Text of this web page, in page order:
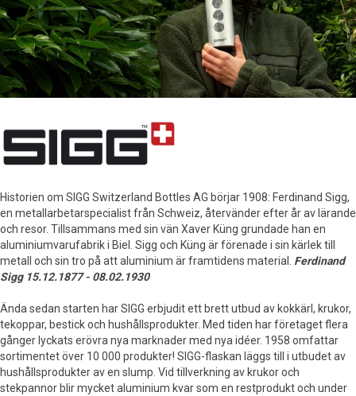
Historien om SIGG Switzerland Bottles AG börjar 1908: Ferdinand Sigg,
en metallarbetarspecialist från Schweiz, återvänder efter år av lärande
och resor. Tillsammans med sin vän Xaver Küng grundade han en
aluminiumvarufabrik i Biel. Sigg och Küng är förenade i sin kärlek till
metall och sin tro på att aluminium är framtidens material. Ferdinand
Sigg 15.12.1877 - 08.02.1930
Ända sedan starten har SIGG erbjudit ett brett utbud av kokkärl, krukor,
tekoppar, bestick och hushållsprodukter. Med tiden har företaget flera
gånger lyckats erövra nya marknader med nya idéer. 1958 omfattar
sortimentet över 10 000 produkter! SIGG-flaskan läggs till i utbudet av
hushållsprodukter av en slump. Vid tillverkning av krukor och
stekpannor blir mycket aluminium kvar som en restprodukt och under